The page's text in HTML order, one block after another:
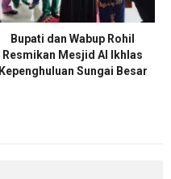
Bupati dan Wabup Rohil
Resmikan Mesjid Al Ikhlas
Kepenghuluan Sungai Besar